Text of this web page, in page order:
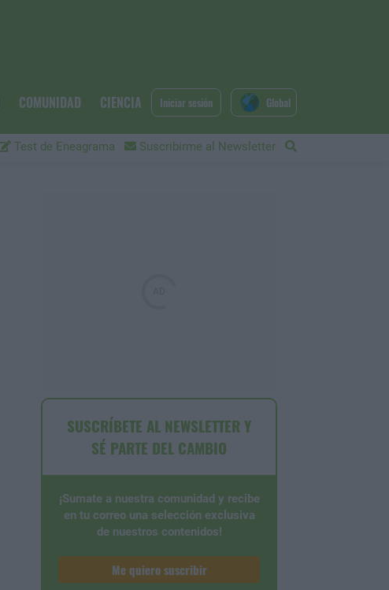
COMUNIDAD CIENCIA
Test de Eneagrama Suscribirme al Newsletter
Iniciar sesión Global
SUSCRÍBETE AL NEWSLETTER Y
SÉ PARTE DEL CAMBIO
¡Sumate a nuestra comunidad y recibe
en tu correo una selección exclusiva
de nuestros contenidos!
Me quiero suscribir